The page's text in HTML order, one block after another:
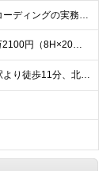
≪20代・30代活躍中！≫ ◆コーディングの実務経験（HTML/CSS、JavaScript、PHPの知識） ◆進行管理の経験 ※ブランクがある方やこれまでのご経験に自信がない方も、まずはお気軽にご
時給2250円 ☆想定月収40万2100円（8H×20日＋残業15H） ※交通費全額支給 ※在宅日数に応じて、在宅勤務手当あり
大崎駅より徒歩7分、五反田駅より徒歩11分、北品川駅より徒歩16分 ▼服装：オフィスカジュアル ▼働き方：基本在宅勤務 ※業務に慣れるまでは出社になります。 ※月に1～4回程度は出社が発生します。